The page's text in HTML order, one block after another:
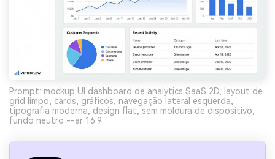
Prompt: mockup UI dashboard de analytics SaaS 2D, layout de
grid limpo, cards, gráficos, navegação lateral esquerda,
tipografia moderna, design flat, sem moldura de dispositivo,
fundo neutro --ar 16:9